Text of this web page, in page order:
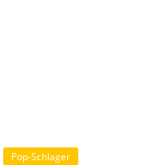
Pop-Schlager